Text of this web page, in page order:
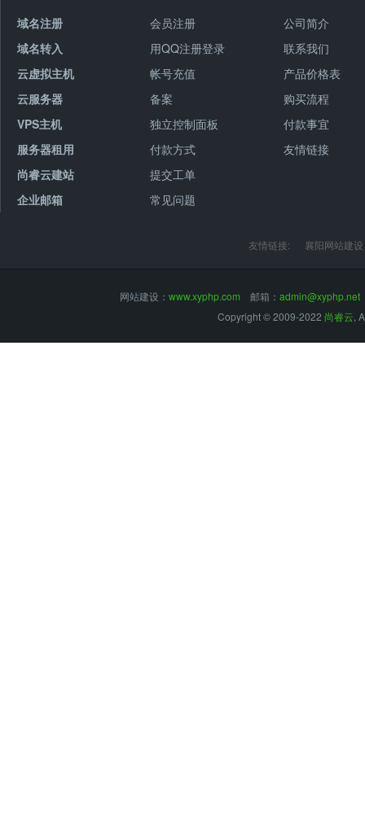
域名注册
域名转入
云虚拟主机
云服务器
VPS主机
服务器租用
尚睿云建站
企业邮箱
会员注册
用QQ注册登录
帐号充值
备案
独立控制面板
付款方式
提交工单
常见问题
公司简介
联系我们
产品价格表
购买流程
付款事宜
友情链接
友情链接: 襄阳网站建设
网站建设： www.xyphp.com 邮箱： admin@xyphp.net
Copyright © 2009-2022 尚睿云,